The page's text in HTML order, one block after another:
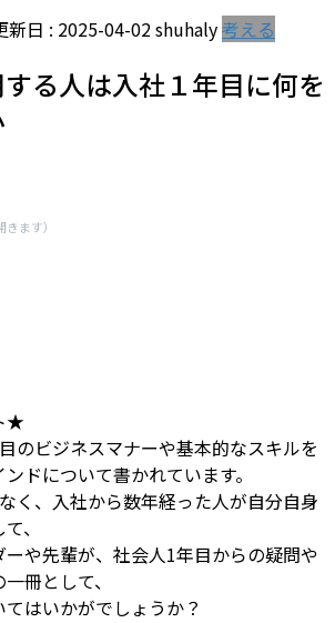
新日 : 2025-04-02shuhaly考える
る人は入社１年目に何を
ます）
★
のビジネスマナーや基本的なスキルを
ドについて書かれています。
く、入社から数年経った人が自分自身
、
や先輩が、社会人1年目からの疑問や
冊として、
はいかがでしょうか？